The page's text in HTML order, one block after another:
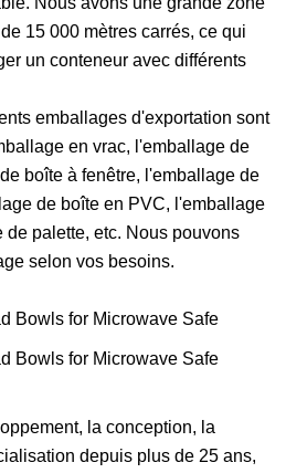
15 000 mètres carrés, ce qui
un conteneur avec différents
emballages d'exportation sont
en vrac, l'emballage de
boîte à fenêtre, l'emballage de
de boîte en PVC, l'emballage
palette, etc. Nous pouvons
selon vos besoins.
la conception, la
depuis plus de 25 ans,